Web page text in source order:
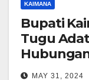
KAIMANA
Bupati
Tugu
MAY 31, 2024